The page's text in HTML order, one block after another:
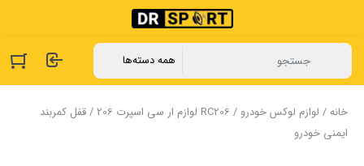
خانه/ لوازم لوکس خودرو / RC206 لوازم ار سی اسپرت 206
/ قفل کمربند
ایمنی خودرو